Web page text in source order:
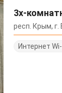
3х-
респ. Крым, г.
Интернет